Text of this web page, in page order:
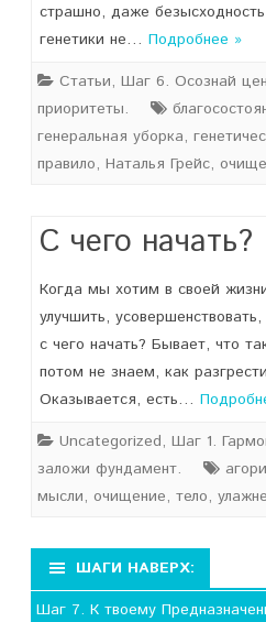
страшно, даже
генетики не… Подробнее »
Статьи, Шаг 6. Осознай
приоритеты.
генеральная уборка,
правило, Наталья Грейс,
С чего начать?
Когда мы хотим в своей
улучшить,
с чего начать? Бывает, что
потом не знаем, как
Оказывается, есть…
Uncategorized, Шаг 1.
заложи фундамент.
мысли, очищение, тело,
ШАГИ НАВЕРХ:
Шаг 7. К твоему